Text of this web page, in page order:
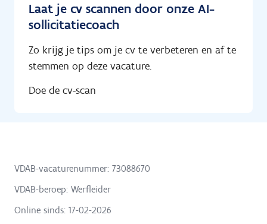
Laat je cv scannen door onze AI-
sollicitatiecoach
Zo krijg je tips om je cv te verbeteren en af te
stemmen op deze vacature.
Doe de cv-scan
VDAB-vacaturenummer: 73088670
VDAB-beroep: Werfleider
Online sinds: 17-02-2026